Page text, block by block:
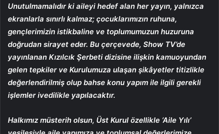
Unutulmamalıdır ki aileyi hedef alan her yayın, yalnızca
ekranlarla sınırlı kalmaz; çocuklarımızın ruhuna,
gençlerimizin istikbaline ve toplumumuzun huzuruna
doğrudan sirayet eder. Bu çerçevede, Show TV’de
yayınlanan Kızılcık Şerbeti dizisine ilişkin kamuoyundan
gelen tepkiler ve Kurulumuza ulaşan şikâyetler titizlikle
değerlendirilmiş olup bahse konu yapım ile ilgili gerekli
işlemler ivedilikle yapılacaktır.
Halkımız müsterih olsun, Üst Kurul özellikle ‘Aile Yılı’